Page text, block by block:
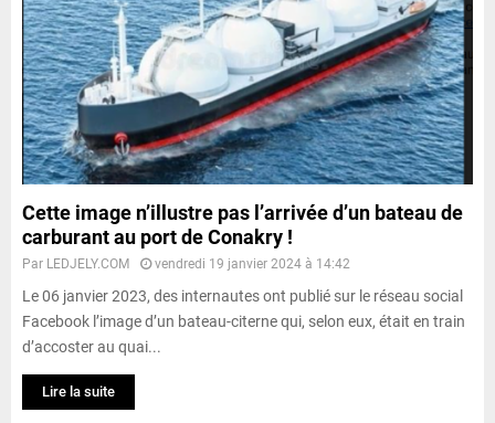
Cette image n’illustre pas l’arrivée d’un bateau de
carburant au port de Conakry !
Par LEDJELY.COM vendredi 19 janvier 2024 à 14:42
Le 06 janvier 2023, des internautes ont publié sur le réseau social
Facebook l’image d’un bateau-citerne qui, selon eux, était en train
d’accoster au quai...
Lire la suite